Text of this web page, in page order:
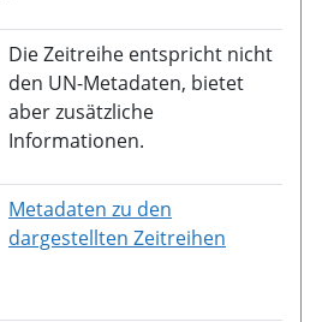
Die Zeitreihe entspricht nicht
den UN-Metadaten, bietet
aber zusätzliche
Informationen.
Metadaten zu den
dargestellten Zeitreihen